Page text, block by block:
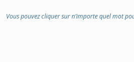
Vous pouvez cliquer sur n’importe quel mot